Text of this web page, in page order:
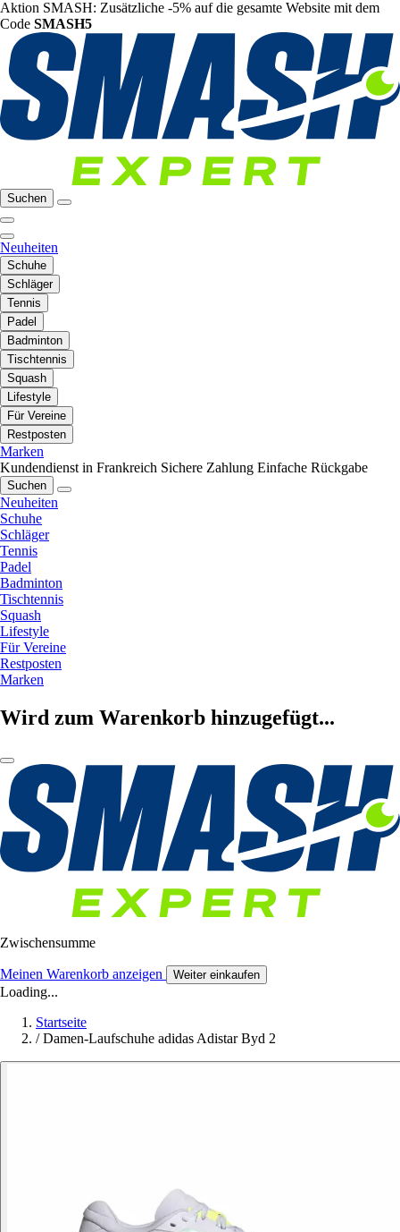
Aktion SMASH: Zusätzliche -5% auf die gesamte Website mit dem
Code SMASH5
Suchen
Neuheiten
Schuhe
Schläger
Tennis
Padel
Badminton
Tischtennis
Squash
Lifestyle
Für Vereine
Restposten
Marken
Kundendienst in Frankreich Sichere Zahlung Einfache Rückgabe
Suchen
Neuheiten
Schuhe
Schläger
Tennis
Padel
Badminton
Tischtennis
Squash
Lifestyle
Für Vereine
Restposten
Marken
Wird zum Warenkorb hinzugefügt...
Zwischensumme
Meinen Warenkorb anzeigen Weiter einkaufen
Loading...
Startseite
/ Damen-Laufschuhe adidas Adistar Byd 2